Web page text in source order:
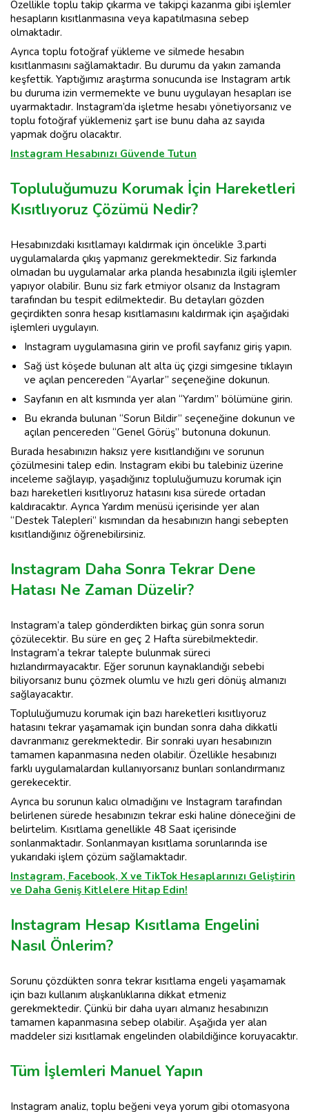
Özellikle toplu takip çıkarma ve takipçi kazanma gibi işlemler
hesapların kısıtlanmasına veya kapatılmasına sebep
olmaktadır.
Ayrıca toplu fotoğraf yükleme ve silmede hesabın
kısıtlanmasını sağlamaktadır. Bu durumu da yakın zamanda
keşfettik. Yaptığımız araştırma sonucunda ise Instagram artık
bu duruma izin vermemekte ve bunu uygulayan hesapları ise
uyarmaktadır. Instagram’da işletme hesabı yönetiyorsanız ve
toplu fotoğraf yüklemeniz şart ise bunu daha az sayıda
yapmak doğru olacaktır.
Instagram Hesabınızı Güvende Tutun
Topluluğumuzu Korumak İçin Hareketleri
Kısıtlıyoruz Çözümü Nedir?
Hesabınızdaki kısıtlamayı kaldırmak için öncelikle 3.parti
uygulamalarda çıkış yapmanız gerekmektedir. Siz farkında
olmadan bu uygulamalar arka planda hesabınızla ilgili işlemler
yapıyor olabilir. Bunu siz fark etmiyor olsanız da Instagram
tarafından bu tespit edilmektedir. Bu detayları gözden
geçirdikten sonra hesap kısıtlamasını kaldırmak için aşağıdaki
işlemleri uygulayın.
Instagram uygulamasına girin ve profil sayfanız giriş yapın.
Sağ üst köşede bulunan alt alta üç çizgi simgesine tıklayın
ve açılan pencereden “Ayarlar” seçeneğine dokunun.
Sayfanın en alt kısmında yer alan “Yardım” bölümüne girin.
Bu ekranda bulunan “Sorun Bildir” seçeneğine dokunun ve
açılan pencereden “Genel Görüş” butonuna dokunun.
Burada hesabınızın haksız yere kısıtlandığını ve sorunun
çözülmesini talep edin. Instagram ekibi bu talebiniz üzerine
inceleme sağlayıp, yaşadığınız topluluğumuzu korumak için
bazı hareketleri kısıtlıyoruz hatasını kısa sürede ortadan
kaldıracaktır. Ayrıca Yardım menüsü içerisinde yer alan
“Destek Talepleri” kısmından da hesabınızın hangi sebepten
kısıtlandığınız öğrenebilirsiniz.
Instagram Daha Sonra Tekrar Dene
Hatası Ne Zaman Düzelir?
Instagram’a talep gönderdikten birkaç gün sonra sorun
çözülecektir. Bu süre en geç 2 Hafta sürebilmektedir.
Instagram’a tekrar talepte bulunmak süreci
hızlandırmayacaktır. Eğer sorunun kaynaklandığı sebebi
biliyorsanız bunu çözmek olumlu ve hızlı geri dönüş almanızı
sağlayacaktır.
Topluluğumuzu korumak için bazı hareketleri kısıtlıyoruz
hatasını tekrar yaşamamak için bundan sonra daha dikkatli
davranmanız gerekmektedir. Bir sonraki uyarı hesabınızın
tamamen kapanmasına neden olabilir. Özellikle hesabınızı
farklı uygulamalardan kullanıyorsanız bunları sonlandırmanız
gerekecektir.
Ayrıca bu sorunun kalıcı olmadığını ve Instagram tarafından
belirlenen sürede hesabınızın tekrar eski haline döneceğini de
belirtelim. Kısıtlama genellikle 48 Saat içerisinde
sonlanmaktadır. Sonlanmayan kısıtlama sorunlarında ise
yukarıdaki işlem çözüm sağlamaktadır.
Instagram, Facebook, X ve TikTok Hesaplarınızı Geliştirin
ve Daha Geniş Kitlelere Hitap Edin!
Instagram Hesap Kısıtlama Engelini
Nasıl Önlerim?
Sorunu çözdükten sonra tekrar kısıtlama engeli yaşamamak
için bazı kullanım alışkanlıklarına dikkat etmeniz
gerekmektedir. Çünkü bir daha uyarı almanız hesabınızın
tamamen kapanmasına sebep olabilir. Aşağıda yer alan
maddeler sizi kısıtlamak engelinden olabildiğince koruyacaktır.
Tüm İşlemleri Manuel Yapın
Instagram analiz, toplu beğeni veya yorum gibi otomasyona